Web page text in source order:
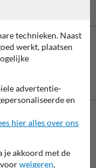
Igor!
diensten.
technieken. Naast
werkt, plaatsen
advertentie-
en
hier alles over ons
je akkoord met de
weigeren,